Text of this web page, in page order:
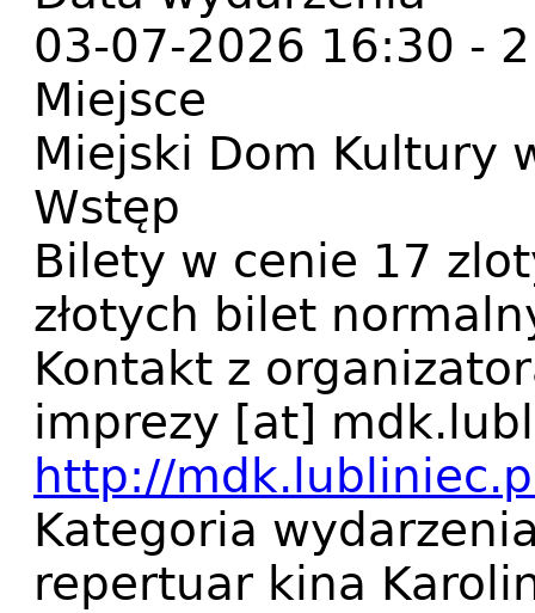
03-07-2026 16:30 -
Miejsce
Miejski Dom Kultury
Wstęp
Bilety w cenie 17
złotych bilet
Kontakt z
imprezy [at]
http://
Kategoria
repertuar kina